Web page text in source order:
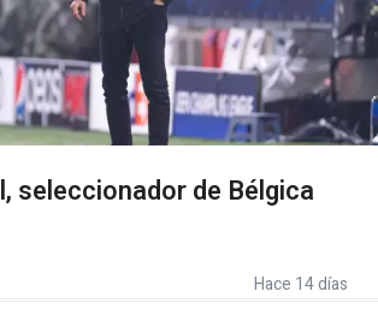
seleccionador de Bélgica
Hace 14 días